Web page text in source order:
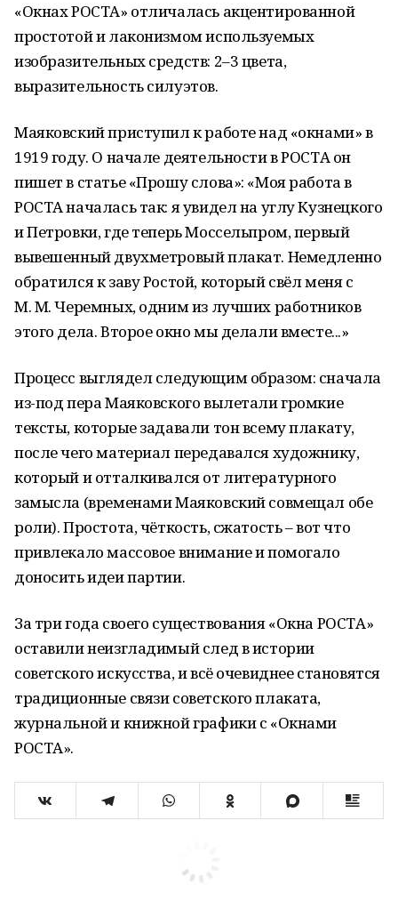
«Окнах РОСТА» отличалась акцентированной
простотой и лаконизмом используемых
изобразительных средств: 2–3 цвета,
выразительность силуэтов.
Маяковский приступил к работе над «окнами» в
1919 году. О начале деятельности в РОСТА он
пишет в статье «Прошу слова»: «Моя работа в
РОСТА началась так: я увидел на углу Кузнецкого
и Петровки, где теперь Моссельпром, первый
вывешенный двухметровый плакат. Немедленно
обратился к заву Ростой, который свёл меня с
М. М. Черемных, одним из лучших работников
этого дела. Второе окно мы делали вместе...»
Процесс выглядел следующим образом: сначала
из-под пера Маяковского вылетали громкие
тексты, которые задавали тон всему плакату,
после чего материал передавался художнику,
который и отталкивался от литературного
замысла (временами Маяковский совмещал обе
роли). Простота, чёткость, сжатость – вот что
привлекало массовое внимание и помогало
доносить идеи партии.
За три года своего существования «Окна РОСТА»
оставили неизгладимый след в истории
советского искусства, и всё очевиднее становятся
традиционные связи советского плаката,
журнальной и книжной графики с «Окнами
РОСТА».